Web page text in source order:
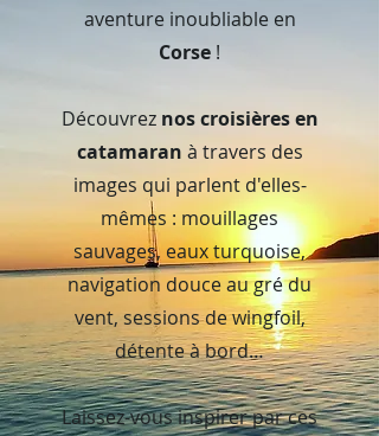
aventure inoubliable en
Corse !
Découvrez nos croisières en
catamaran à travers des
images qui parlent d'elles-
mêmes : mouillages
sauvages, eaux turquoise,
navigation douce au gré du
vent, sessions de wingfoil,
détente à bord…
Laissez-vous inspirer par ces